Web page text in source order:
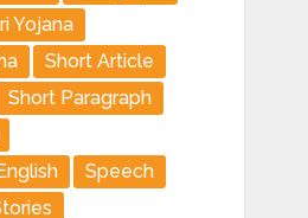
Yojana
Short Article
Short Paragraph
Speech